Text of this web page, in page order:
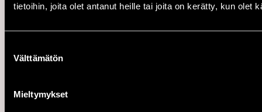
tietoihin, joita olet antanut heille tai joita on kerätty, kun olet
valinta
Välttämätön
Mieltymykset